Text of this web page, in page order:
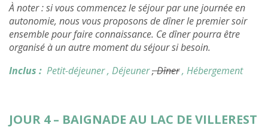
À noter : si vous commencez le séjour par une journée en
autonomie, nous vous proposons de dîner le premier soir
ensemble pour faire connaissance. Ce dîner pourra être
organisé à un autre moment du séjour si besoin.
Inclus : Petit-déjeuner, Déjeuner, Dîner, Hébergement
JOUR 4 – BAIGNADE AU LAC DE VILLEREST